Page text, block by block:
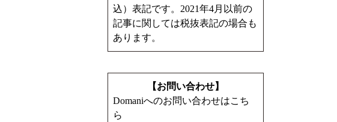
込）表記です。2021年4月以前の
記事に関しては税抜表記の場合も
あります。
【お問い合わせ】
Domaniへのお問い合わせはこち
ら